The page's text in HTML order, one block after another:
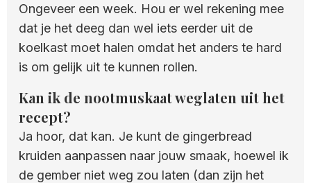
Ongeveer een week. Hou er wel rekening mee
dat je het deeg dan wel iets eerder uit de
koelkast moet halen omdat het anders te hard
is om gelijk uit te kunnen rollen.
Kan ik de nootmuskaat weglaten uit het
recept?
Ja hoor, dat kan. Je kunt de gingerbread
kruiden aanpassen naar jouw smaak, hoewel ik
de gember niet weg zou laten (dan zijn het